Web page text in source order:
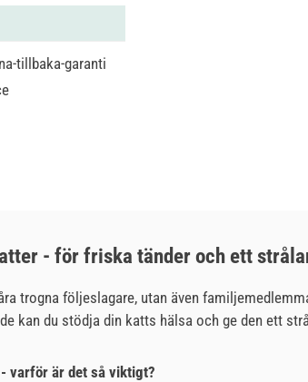
tillbaka-garanti
- för friska tänder och ett
trogna följeslagare, utan även
kan du stödja din katts hälsa och ge den ett
varför är det så viktigt?